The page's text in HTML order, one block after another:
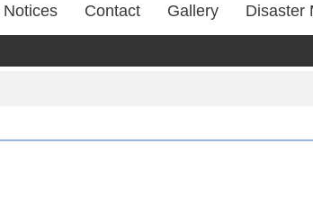
Notices Contact Gallery Disaster